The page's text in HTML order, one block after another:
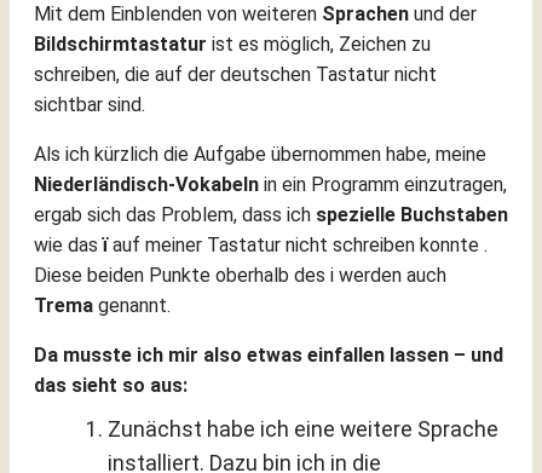
Mit dem Einblenden von weiteren Sprachen und der
Bildschirmtastatur ist es möglich, Zeichen zu
schreiben, die auf der deutschen Tastatur nicht
sichtbar sind.
Als ich kürzlich die Aufgabe übernommen habe, meine
Niederländisch-Vokabeln in ein Programm einzutragen,
ergab sich das Problem, dass ich spezielle Buchstaben
wie das ïauf meiner Tastatur nicht schreiben konnte .
Diese beiden Punkte oberhalb des i werden auch
Trema genannt.
Da musste ich mir also etwas einfallen lassen – und
das sieht so aus:
Zunächst habe ich eine weitere Sprache
installiert. Dazu bin ich in die